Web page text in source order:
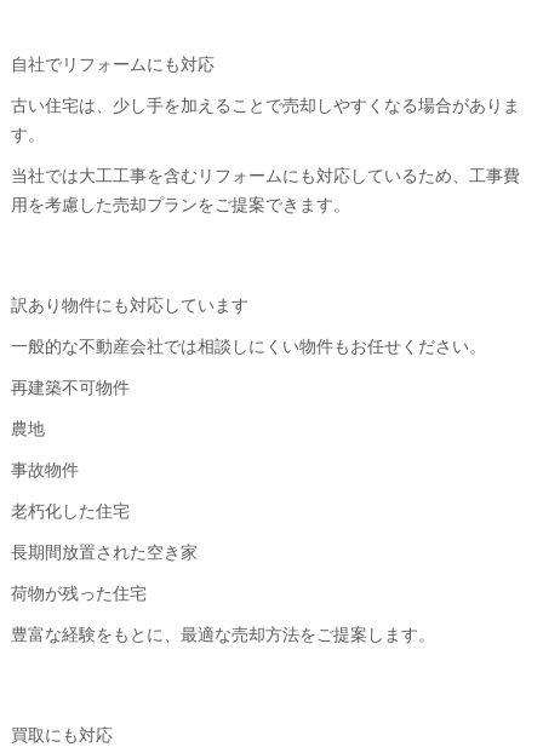
自社でリフォームにも対応
古い住宅は、少し手を加えることで売却しやすくなる場合がありま
す。
当社では大工工事を含むリフォームにも対応しているため、工事費
用を考慮した売却プランをご提案できます。
訳あり物件にも対応しています
一般的な不動産会社では相談しにくい物件もお任せください。
再建築不可物件
農地
事故物件
老朽化した住宅
長期間放置された空き家
荷物が残った住宅
豊富な経験をもとに、最適な売却方法をご提案します。
買取にも対応